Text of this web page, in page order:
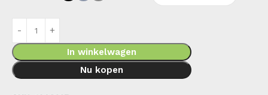
In winkelwagen
Nu kopen